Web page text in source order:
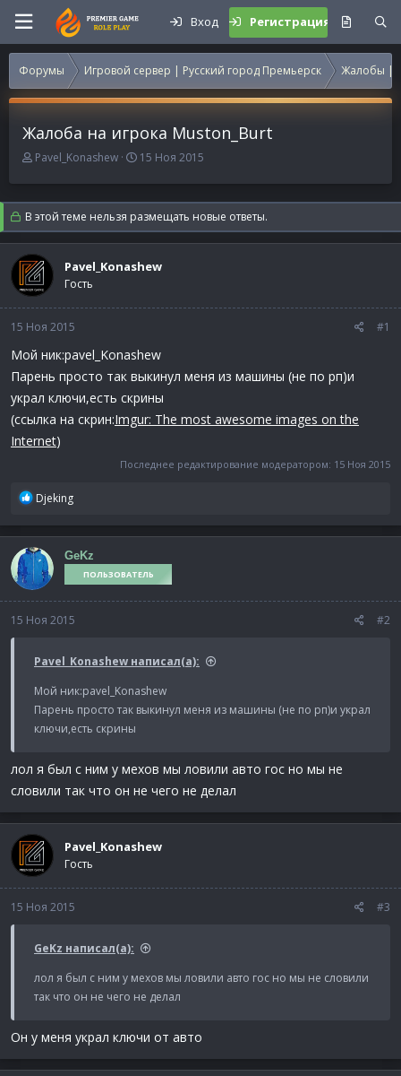
Вход Регистрация
Форумы Игровой сервер | Русский город Премьерск Жалобы |
Жалоба на игрока Muston_Burt
А
т
о
р
т
е
м
ы
Pavel_Konashew
Д
т
а
н
а
а
15 Ноя 2015
В этой теме нельзя размещать новые ответы.
Pavel_Konashew
Гость
15 Ноя 2015 #1
Мой ник:pavel_Konashew
Парень просто так выкинул меня из машины (не по рп)и
украл ключи,есть скрины
(ссылка на скрин:Imgur: The most awesome images on the
Internet)
Последнее редактирование модератором: 15 Ноя 2015
Р
а
к
ц
и
и
Djeking
GeKz
ПОЛЬЗОВАТЕЛЬ
15 Ноя 2015 #2
Pavel_Konashew написал(а):
Мой ник:pavel_Konashew
Парень просто так выкинул меня из машины (не по рп)и украл
ключи,есть скрины
лол я был с ним у мехов мы ловили авто гос но мы не
словили так что он не чего не делал
Pavel_Konashew
Гость
15 Ноя 2015 #3
GeKz написал(а):
лол я был с ним у мехов мы ловили авто гос но мы не словили
так что он не чего не делал
Он у меня украл ключи от авто